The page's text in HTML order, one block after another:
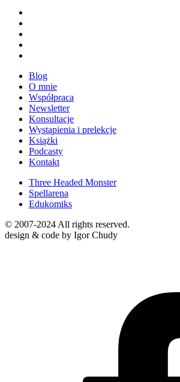
Blog
O mnie
Współpraca
Newsletter
Konsultacje
Wystąpienia i prelekcje
Książki
Podcasty
Kontakt
Three Headed Monster
Spellarena
Edukomiks
© 2007-2024 All rights reserved.
design & code by Igor Chudy